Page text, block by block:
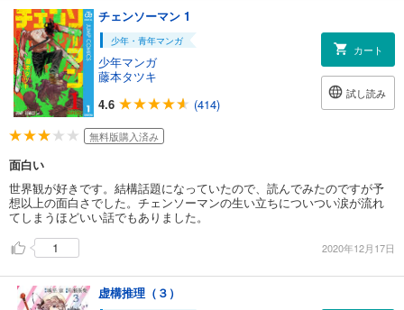
チェンソーマン 1
少年・青年マンガ
少年マンガ
藤本タツキ
4.6
(414)
カート
試し読み
無料版購入済み
面白い
世界観が好きです。結構話題になっていたので、読んでみたのですが予
想以上の面白さでした。チェンソーマンの生い立ちについつい涙が流れ
てしまうほどいい話でもありました。
1
2020年12月17日
虚構推理（３）